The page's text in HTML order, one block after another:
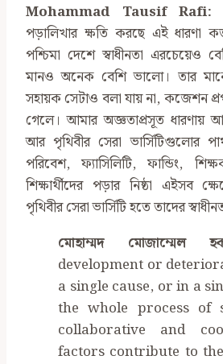
Mohammad Tausif Rafi:
পড়ালিখার ক্ষতি করছে এই ধারণা
পশ্চিমা দেশে স্বাধীনতা এরচেয়েও
মানও অনেক বেশি ভালো। তার মানে
সহায়ক সেটাও বলা যায় না, কজেশন
গেলে। আমার অজ্ঞতাপ্রসূত ধারণায়
আর পৃথিবীর সেরা ভার্সিটিগুলোর
পরিবেশ, ফ্যাসিলিটি, ফান্ডিং,
শিক্ষার্থীদের পড়ার নিষ্ঠা এইসব
পৃথিবীর সেরা ভার্সিটি হতে তাদের
মোহাম্মদ মোজাম্মেল
development or
a single cause, or in a
the whole process of
collaborative and
factors contribute to